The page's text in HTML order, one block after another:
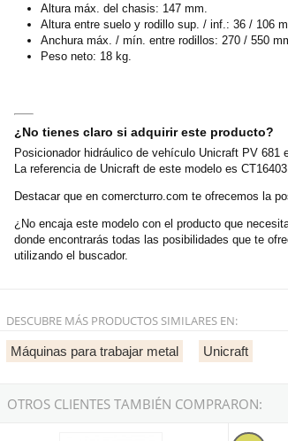
Altura máx. del chasis: 147 mm.
Altura entre suelo y rodillo sup. / inf.: 36 / 106
Anchura máx. / mín. entre rodillos: 270 / 550
Peso neto: 18 kg.
¿No tienes claro si adquirir este producto?
Posicionador hidráulico de vehículo Unicraft PV 681
La referencia de Unicraft de este modelo es
Destacar que en comercturro.com te ofrecemos la
¿No encaja este modelo con el producto que
donde encontrarás todas las posibilidades que te
utilizando el buscador.
DESCUBRE MÁS PRODUCTOS SIMILARES EN:
Máquinas para trabajar metal Unicraft
OTROS CLIENTES TAMBIÉN COMPRARON:
Kit hidráulico para chapista MetalWorks
Prensa